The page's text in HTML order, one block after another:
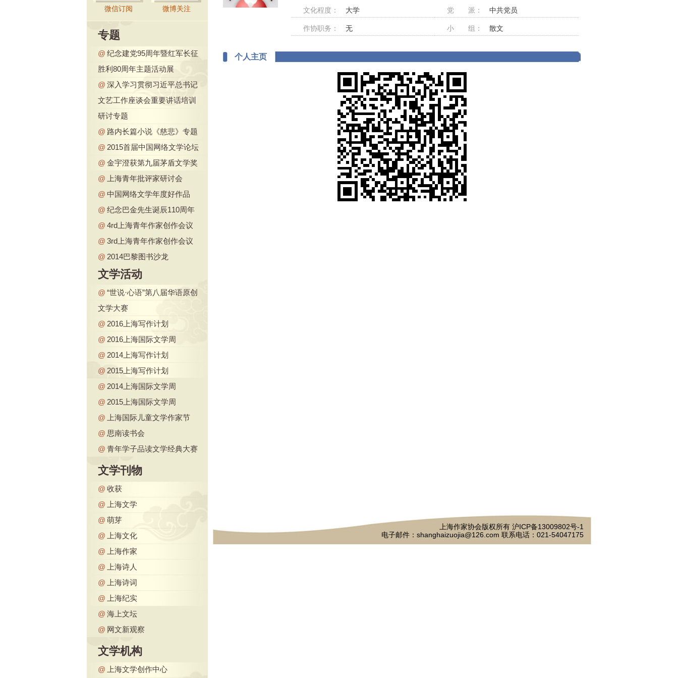
微信订阅 微博关注
专题
@ 纪念建党95周年暨红军长征
胜利80周年主题活动展
@ 深入学习贯彻习近平总书记
文艺工作座谈会重要讲话培训
研讨专题
@ 路内长篇小说《慈悲》专题
@ 2015首届中国网络文学论坛
@ 金宇澄获第九届茅盾文学奖
@
上海青年批评家研讨会
@ 中国网络文学年度好作品
@ 纪念巴金先生诞辰110周年
@ 4rd上海青年作家创作会议
@ 3rd上海青年作家创作会议
@ 2014巴黎图书沙龙
文学活动
@ “世说·心语”第八届华语原创
文学大赛
@ 2016上海写作计划
@ 2016上海国际文学周
@ 2014上海写作计划
@ 2015上海写作计划
@ 2014上海国际文学周
@ 2015上海国际文学周
@
上海国际儿童文学作家节
@ 思南读书会
@ 青年学子品读文学经典大赛
文学刊物
@ 收获
@
上海文学
@ 萌芽
@
上海文化
@
上海作家
@
上海诗人
@
上海诗词
@
上海纪实
@ 海上文坛
@ 网文新观察
文学机构
@ 上海文学创作中心
文化程度： 大学 党 派： 中共党员
作协职务： 无 小 组： 散文
个人主页
上海作家协会版权所有 沪ICP备13009802号-1
电子邮件：shanghaizuojia@126.com 联系电话：021-54047175